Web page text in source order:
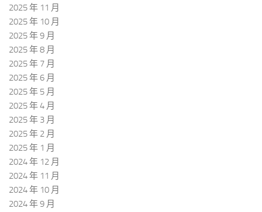
2025 年 11 月
2025 年 10 月
2025 年 9 月
2025 年 8 月
2025 年 7 月
2025 年 6 月
2025 年 5 月
2025 年 4 月
2025 年 3 月
2025 年 2 月
2025 年 1 月
2024 年 12 月
2024 年 11 月
2024 年 10 月
2024 年 9 月